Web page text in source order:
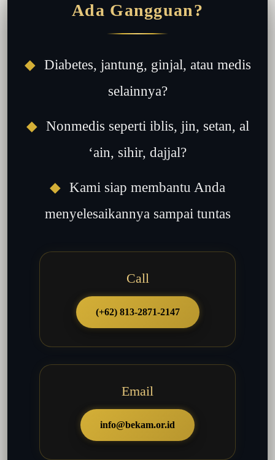
Ada Gangguan?
◆ Diabetes, jantung, ginjal, atau medis
selainnya?
◆ Nonmedis seperti iblis, jin, setan, al
‘ain, sihir, dajjal?
◆ Kami siap membantu Anda
menyelesaikannya sampai tuntas
Call
(+62) 813-2871-2147
Email
info@bekam.or.id